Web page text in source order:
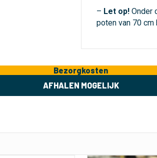
– Let op! Onder
poten van 70 cm
Bezorgkosten
AFHALEN MOGELIJK